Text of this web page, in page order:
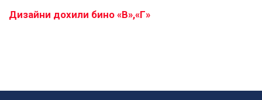
Дизайни дохили бино «В»,«Г»